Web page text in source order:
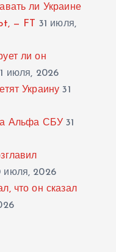
ли Украине
— FT
31 июля,
ли он
июля, 2026
Украину 31
Альфа СБУ 31
июля, 2026
что он сказал